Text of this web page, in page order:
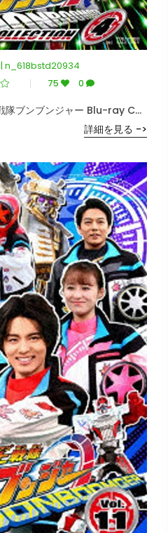
n_618bstd20934
75 0
スーパー戦隊シリーズ 爆上戦隊ブンブンジャー Blu-ray COLLECTION 4＜完＞ （ブルーレイディスク）
詳細を見る ->